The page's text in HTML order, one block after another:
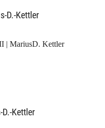
| MariusD. Kettler